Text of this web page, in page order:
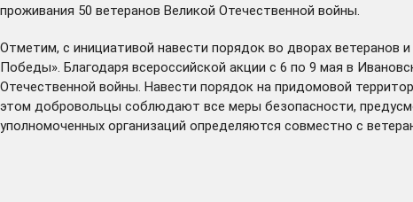
проживания 50 ветеранов Великой Отечественной войны.
Отметим, с инициативой навести порядок во дворах ветеранов
Победы». Благодаря всероссийской акции с 6 по 9 мая в
Отечественной войны. Навести порядок на придомовой
этом добровольцы соблюдают все меры безопасности,
уполномоченных организаций определяются совместно с